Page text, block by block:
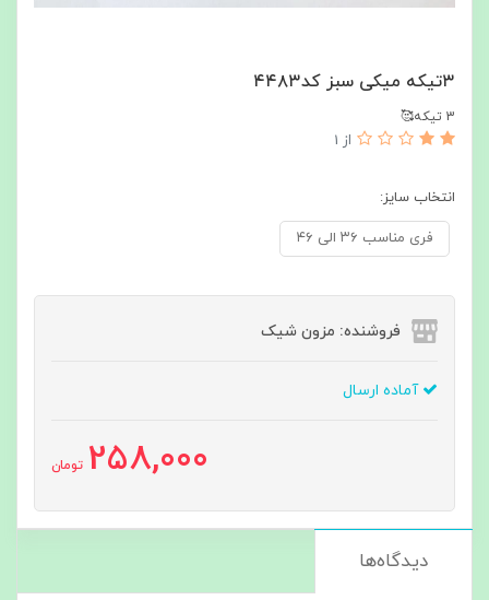
۳تیکه میکی سبز کد۴۴۸۳
3 تیکه🥰
از 1
انتخاب سایز:
فری مناسب ۳۶ الی ۴۶
فروشنده: مزون شیک
آماده ارسال
258,000 تومان
دیدگاه‌ها